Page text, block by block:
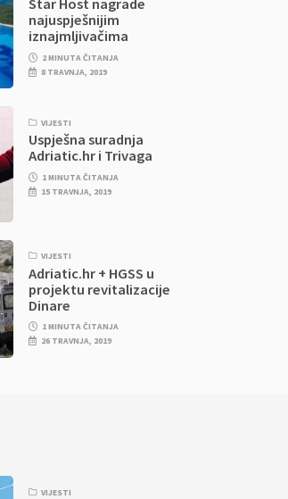
Star Host nagrade
najuspješnijim
iznajmljivačima
2 MINUTA ČITANJA
8 TRAVNJA, 2019
VIJESTI
Uspješna suradnja
Adriatic.hr i Trivaga
1 MINUTA ČITANJA
15 TRAVNJA, 2019
VIJESTI
Adriatic.hr + HGSS u
projektu revitalizacije
Dinare
1 MINUTA ČITANJA
26 TRAVNJA, 2019
VIJESTI